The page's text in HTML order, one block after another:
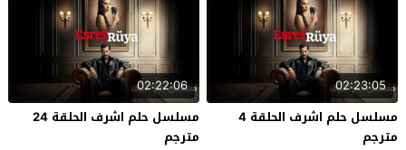
02:23:05
مسلسل حلم اشرف الحلقة 4
مترجم
02:22:06
مسلسل حلم اشرف الحلقة 24
مترجم